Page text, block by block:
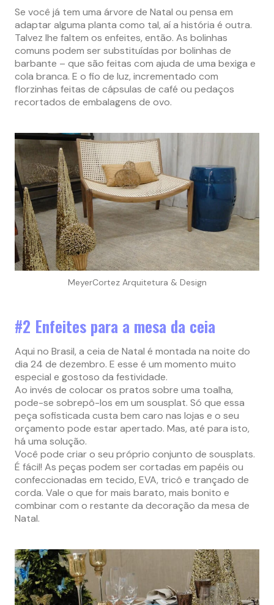
Se você já tem uma árvore de Natal ou pensa em
adaptar alguma planta como tal, aí a história é outra.
Talvez lhe faltem os enfeites, então. As bolinhas
comuns podem ser substituídas por bolinhas de
barbante – que são feitas com ajuda de uma bexiga e
cola branca. E o fio de luz, incrementado com
florzinhas feitas de cápsulas de café ou pedaços
recortados de embalagens de ovo.
MeyerCortez Arquitetura & Design
#2 Enfeites para a mesa da ceia
Aqui no Brasil, a ceia de Natal é montada na noite do
dia 24 de dezembro. E esse é um momento muito
especial e gostoso da festividade.
Ao invés de colocar os pratos sobre uma toalha,
pode-se sobrepô-los em um sousplat. Só que essa
peça sofisticada custa bem caro nas lojas e o seu
orçamento pode estar apertado. Mas, até para isto,
há uma solução.
Você pode criar o seu próprio conjunto de sousplats.
É fácil! As peças podem ser cortadas em papéis ou
confeccionadas em tecido, EVA, tricô e trançado de
corda. Vale o que for mais barato, mais bonito e
combinar com o restante da decoração da mesa de
Natal.